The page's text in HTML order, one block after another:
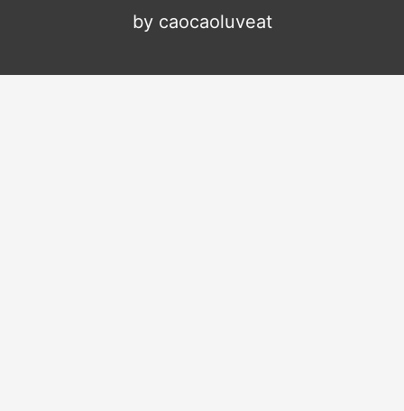
by caocaoluveat